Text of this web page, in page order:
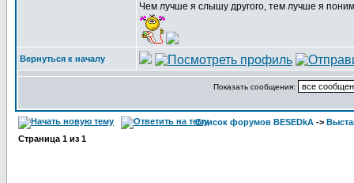
Чем лучше я слышу другого, тем лучше я
Вернуться к началу
Показать сообщения:
Список форумов BESEDkA ->
Страница 1 из 1